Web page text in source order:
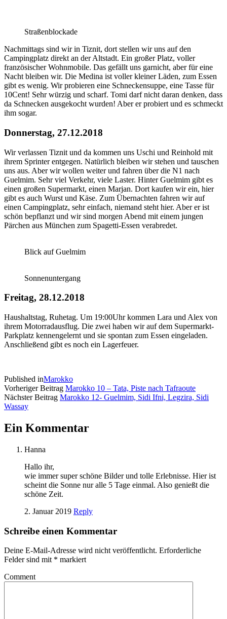
Straßenblockade
Nachmittags sind wir in Tiznit, dort stellen wir uns auf den
Campingplatz direkt an der Altstadt. Ein großer Platz, voller
französischer Wohnmobile. Das gefällt uns garnicht, aber für eine
Nacht bleiben wir. Die Medina ist voller kleiner Läden, zum Essen
gibt es wenig. Wir probieren eine Schneckensuppe, eine Tasse für
10Cent! Sehr würzig und scharf. Tomi darf nicht daran denken, dass
da Schnecken ausgekocht wurden! Aber er probiert und es schmeckt
ihm sogar.
Donnerstag, 27.12.2018
Wir verlassen Tiznit und da kommen uns Uschi und Reinhold mit
ihrem Sprinter entgegen. Natürlich bleiben wir stehen und tauschen
uns aus. Aber wir wollen weiter und fahren über die N1 nach
Guelmim. Sehr viel Verkehr, viele Laster. Hinter Guelmim gibt es
einen großen Supermarkt, einen Marjan. Dort kaufen wir ein, hier
gibt es auch Wurst und Käse. Zum Übernachten fahren wir auf
einen Campingplatz, sehr einfach, niemand steht hier. Aber er ist
schön bepflanzt und wir sind morgen Abend mit einem jungen
Pärchen aus München zum Spagetti-Essen verabredet.
Blick auf Guelmim
Sonnenuntergang
Freitag, 28.12.2018
Haushaltstag, Ruhetag. Um 19:00Uhr kommen Lara und Alex von
ihrem Motorradausflug. Die zwei haben wir auf dem Supermarkt-
Parkplatz kennengelernt und sie spontan zum Essen eingeladen.
Anschließend gibt es noch ein Lagerfeuer.
Published inMarokko
Vorheriger Beitrag Marokko 10 – Tata, Piste nach Tafraoute
Nächster Beitrag Marokko 12- Guelmim, Sidi Ifni, Legzira, Sidi
Wassay
Ein Kommentar
Hanna
Hallo ihr,
wie immer super schöne Bilder und tolle Erlebnisse. Hier ist
scheint die Sonne nur alle 5 Tage einmal. Also genießt die
schöne Zeit.
2. Januar 2019 Reply
Schreibe einen Kommentar
Deine E-Mail-Adresse wird nicht veröffentlicht. Erforderliche
Felder sind mit * markiert
Comment